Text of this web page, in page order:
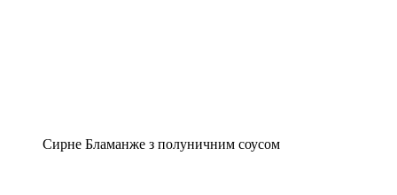
Сирне Бламанже з полуничним соусом